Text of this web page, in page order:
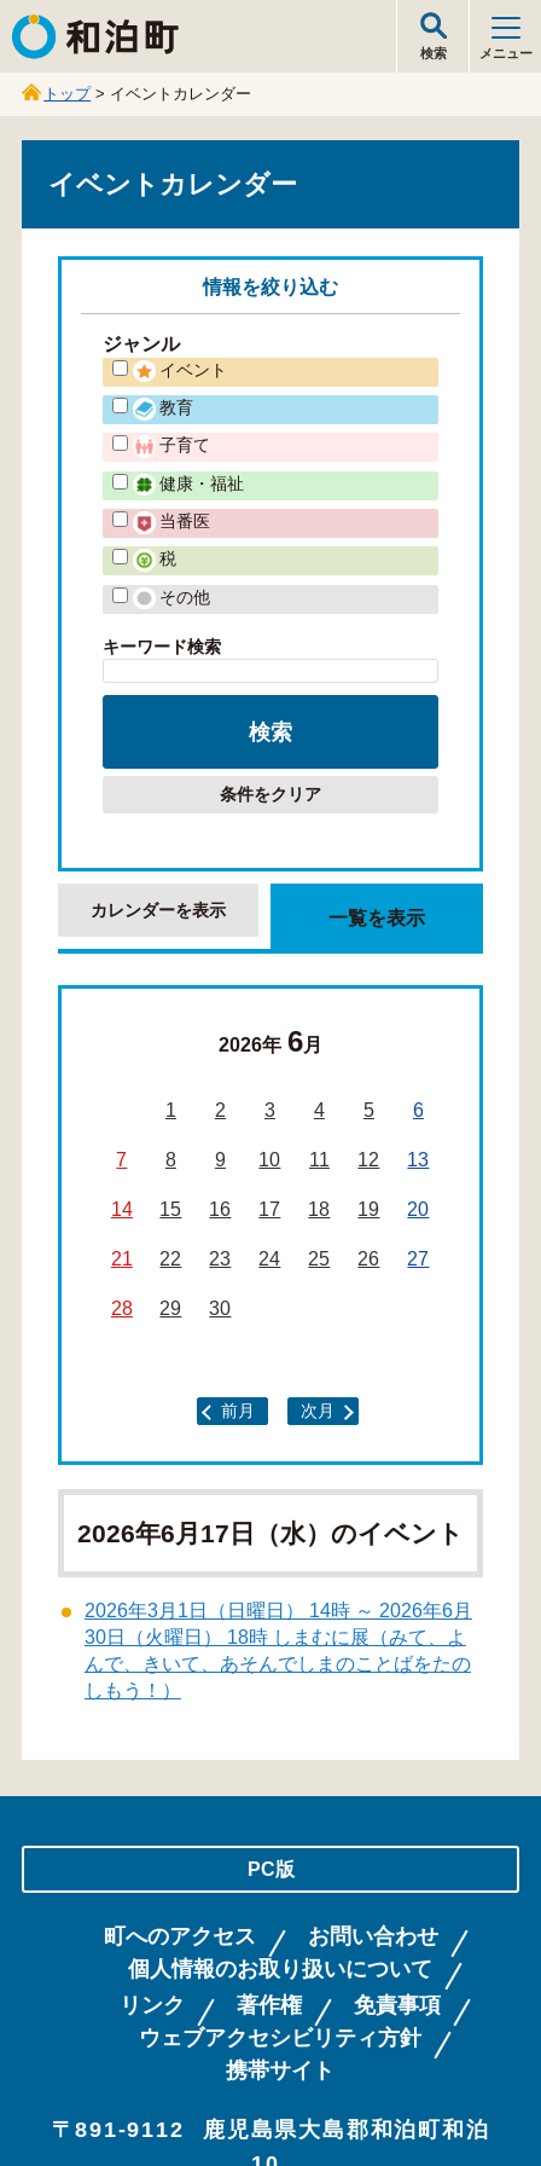
和泊町
検索 メニュー
トップ> イベントカレンダー
イベントカレンダー
情報を絞り込む
ジャンル
イベント
教育
子育て
健康・福祉
当番医
税
その他
キーワード検索
条件をクリア
カレンダーを表示 一覧を表示
2026年 6月
1 2 3 4 5 6
7 8 9 10 11 12 13
14 15 16 17 18 19 20
21 22 23 24 25 26 27
28 29 30
前月 次月
2026年6月17日（水）のイベント
2026年3月1日（日曜日） 14時 ～ 2026年6月
30日（火曜日） 18時 しまむに展（みて、よ
んで、きいて、あそんでしまのことばをたの
しもう！）
PC版
町へのアクセス
お問い合わせ
個人情報のお取り扱いについて
リンク
著作権
免責事項
ウェブアクセシビリティ方針
携帯サイト
〒891-9112
鹿児島県大島郡和泊町和泊